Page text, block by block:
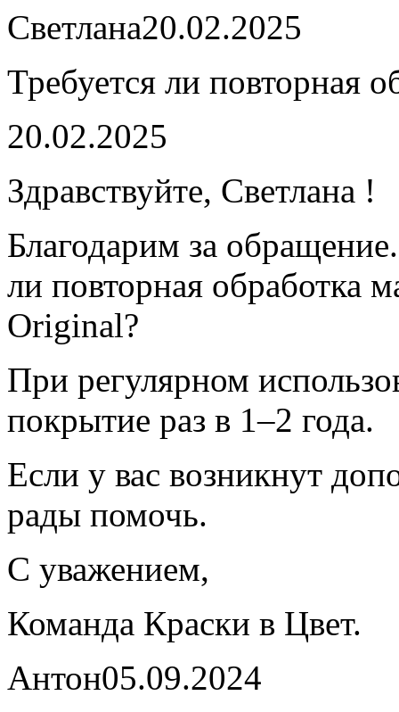
Светлана20.02.2025
Требуется ли повторная
20.02.2025
Здравствуйте, Светлана !
Благодарим за
ли повторная обработка
Original?
При регулярном
покрытие раз в 1–2 года.
Если у вас возникнут
рады помочь.
С уважением,
Команда Краски в Цвет.
Антон05.09.2024